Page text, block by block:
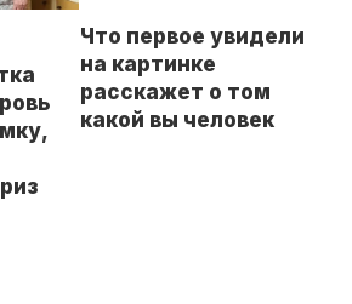
Что первое увидели
на картинке
расскажет о том
какой вы человек